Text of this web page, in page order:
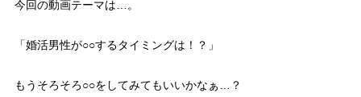
今回の動画テーマは…。
「婚活男性が○○するタイミングは！？」
もうそろそろ○○をしてみてもいいかなぁ…？